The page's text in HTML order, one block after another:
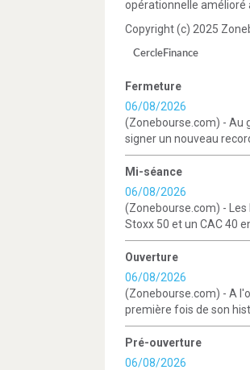
opérationnelle amélioré
Copyright (c) 2025
CercleFinance
Fermeture
06/08/2026
(Zonebourse.com) - Au
signer un nouveau
Mi-séance
06/08/2026
(Zonebourse.com) -
Stoxx 50 et un CAC 40
Ouverture
06/08/2026
(Zonebourse.com) - A
première fois de son
Pré-ouverture
06/08/2026